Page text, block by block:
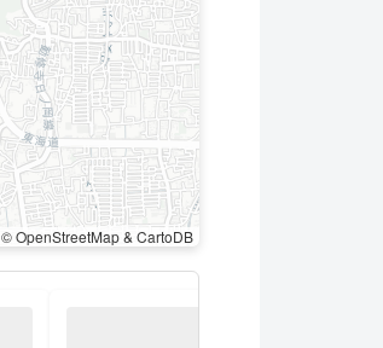
© OpenStreetMap & CartoDB